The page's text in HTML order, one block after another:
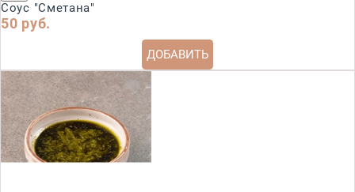
Соус "Сметана"
50 руб.
ДОБАВИТЬ